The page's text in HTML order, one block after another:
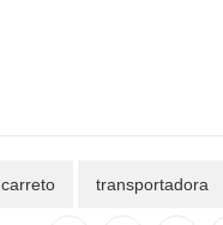
transportadora